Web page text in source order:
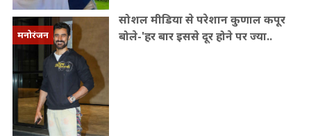
मनोरंजन
सोशल मीडिया से परेशान कुणाल कपूर
बोले-'हर बार इससे दूर होने पर ज्या..